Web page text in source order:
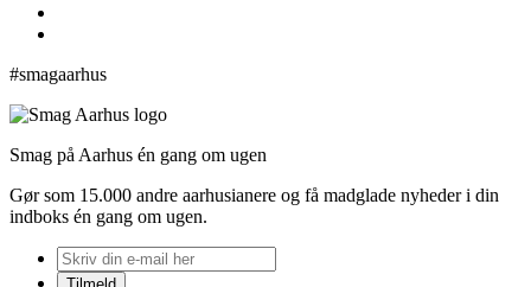
#smagaarhus
Smag på Aarhus én gang om ugen
Gør som 15.000 andre aarhusianere og få madglade nyheder i din
indboks én gang om ugen.